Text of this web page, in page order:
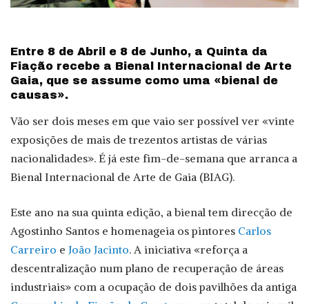
Entre 8 de Abril e 8 de Junho, a Quinta da
Fiação recebe a Bienal Internacional de Arte
Gaia, que se assume como uma «bienal de
causas».
Vão ser dois meses em que vaio ser possível ver «vinte
exposições de mais de trezentos artistas de várias
nacionalidades». É já este fim-de-semana que arranca a
Bienal Internacional de Arte de Gaia (BIAG).
Este ano na sua quinta edição, a bienal tem direcção de
Agostinho Santos e homenageia os pintores Carlos
Carreiro e João Jacinto. A iniciativa «reforça a
descentralização num plano de recuperação de áreas
industriais» com a ocupação de dois pavilhões da antiga